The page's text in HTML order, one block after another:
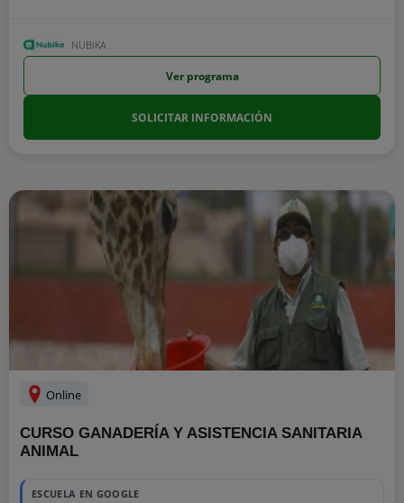
NUBIKA
Ver programa
SOLICITAR INFORMACIÓN
Online
CURSO GANADERÍA Y ASISTENCIA SANITARIA
ANIMAL
ESCUELA EN GOOGLE